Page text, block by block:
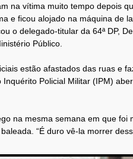
na vítima muito tempo depois
e ficou alojado na máquina de
o delegado-titular da 64ª DP,
Público.
estão afastados das ruas e
Policial Militar (IPM)
na mesma semana em que
“É duro vê-la morrer